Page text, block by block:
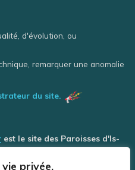
privée.
d'évolution, ou
remarquer une anomalie
du site.
est le site des Paroisses d'Is-
réservés